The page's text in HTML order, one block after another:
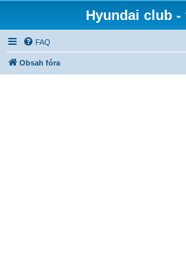
Hyundai club -
FAQ
Obsah fóra